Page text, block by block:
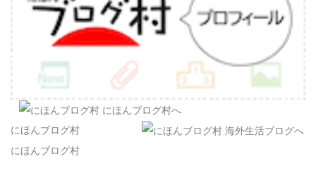
にほんブログ村
にほんブログ村